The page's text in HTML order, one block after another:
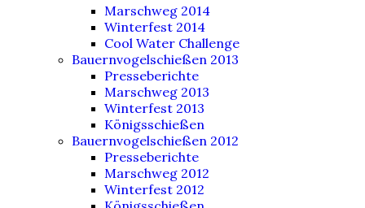
Marschweg 2014
Winterfest 2014
Cool Water Challenge
Bauernvogelschießen 2013
Presseberichte
Marschweg 2013
Winterfest 2013
Königsschießen
Bauernvogelschießen 2012
Presseberichte
Marschweg 2012
Winterfest 2012